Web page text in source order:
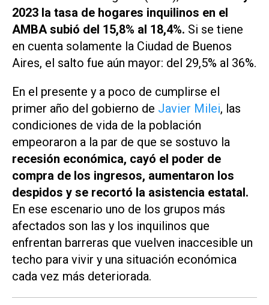
2023 la tasa de hogares inquilinos en el
AMBA subió del 15,8% al 18,4%. Si se tiene
en cuenta solamente la Ciudad de Buenos
Aires, el salto fue aún mayor: del 29,5% al 36%.
En el presente y a poco de cumplirse el
primer año del gobierno de Javier Milei, las
condiciones de vida de la población
empeoraron a la par de que se sostuvo la
recesión económica, cayó el poder de
compra de los ingresos, aumentaron los
despidos y se recortó la asistencia estatal.
En ese escenario uno de los grupos más
afectados son las y los inquilinos que
enfrentan barreras que vuelven inaccesible un
techo para vivir y una situación económica
cada vez más deteriorada.